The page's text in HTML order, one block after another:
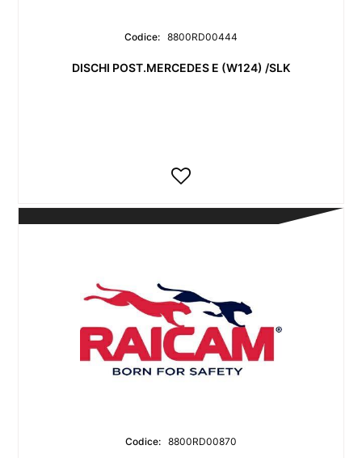
Codice: 8800RD00444
DISCHI POST.MERCEDES E (W124) /SLK
Codice: 8800RD00870